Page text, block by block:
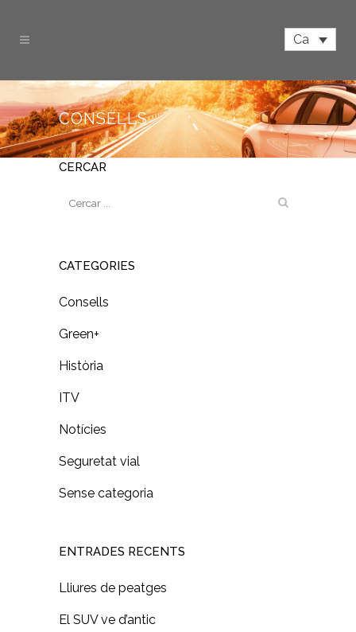
Ca
CONSELLS
CERCAR
CATEGORIES
Consells
Green+
Història
ITV
Notícies
Seguretat vial
Sense categoria
ENTRADES RECENTS
Lliures de peatges
El SUV ve d’antic